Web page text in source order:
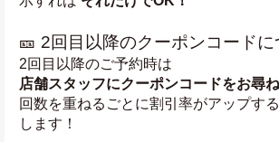
🎫 2回目以降のクーポンコードに
2回目以降のご予約時は
店舗スタッフにクーポンコードをお尋ね
回数を重ねるごとに割引率がアップす
します！